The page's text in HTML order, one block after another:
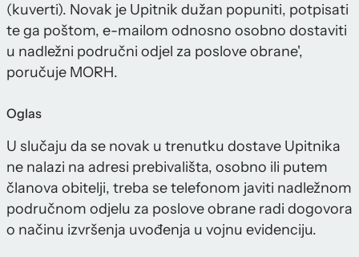
(kuverti). Novak je Upitnik dužan popuniti, potpisati
te ga poštom, e-mailom odnosno osobno dostaviti
u nadležni područni odjel za poslove obrane',
poručuje MORH.
Oglas
U slučaju da se novak u trenutku dostave Upitnika
ne nalazi na adresi prebivališta, osobno ili putem
članova obitelji, treba se telefonom javiti nadležnom
područnom odjelu za poslove obrane radi dogovora
o načinu izvršenja uvođenja u vojnu evidenciju.